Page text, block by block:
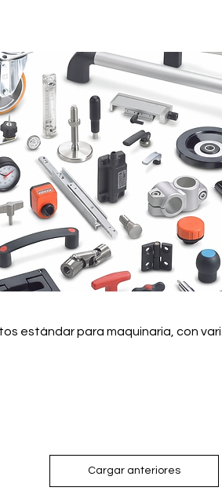
estándar para maquinaria, con
Cargar anteriores